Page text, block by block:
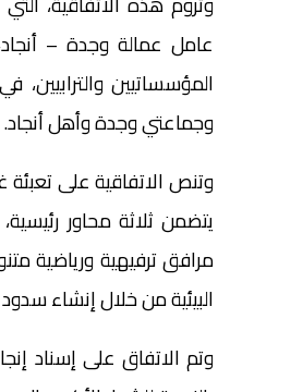
عامل عمالة وجدة –
المؤسساتيين والترابيين،
وجماعتي وجدة وأهل أنجاد.
مرافق ترفيهية ورياضية
البيئية من خلال إنشاء
وتم الاتفاق على إسناد